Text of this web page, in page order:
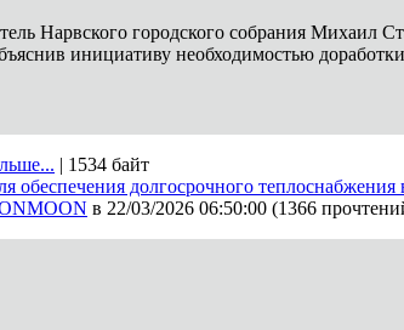
Нарвского городского собрания Михаил
инициативу необходимостью
| 1534 байт
обеспечения долгосрочного теплоснабжения
в 22/03/2026 06:50:00 (1366